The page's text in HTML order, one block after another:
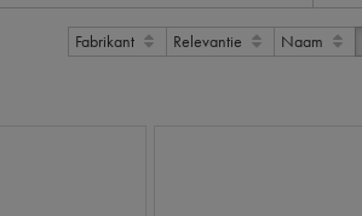
Fabrikant Relevantie Naam